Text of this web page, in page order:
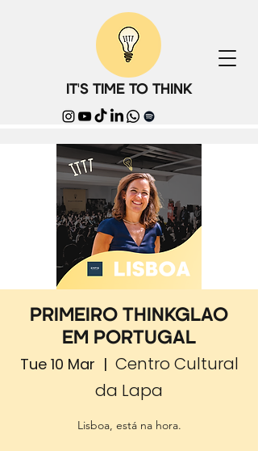
IT'S TIME TO THINK
PRIMEIRO THINKGLAO
EM PORTUGAL
Tue 10 Mar
  |
Centro Cultural
da Lapa
Lisboa, está na hora.